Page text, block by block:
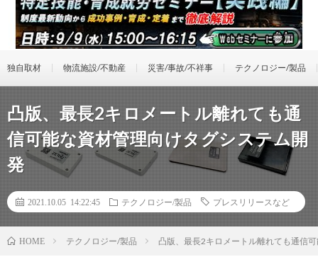
独自取材 物流施設/不動産 災害/事故/不祥事 テクノロジー/製品
凸版、最長2キロメートル離れても通
信可能な資材管理向けタグシステム開
発
2021.10.05 14:22:45 テクノロジー/製品 プレスリリースなど
HOME テクノロジー/製品 凸版、最長2キロメートル離れても通信